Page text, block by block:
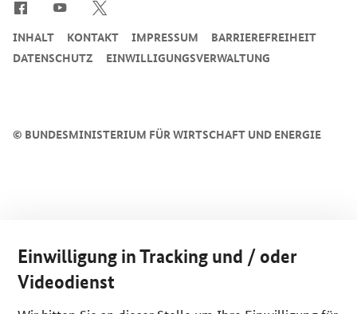
© BUNDESMINISTERIUM FÜR WIRTSCHAFT UND ENERGIE
INHALT KONTAKT IMPRESSUM
BARRIEREFREIHEIT
DATENSCHUTZ
EINWILLIGUNGSVERWALTUNG
Einwilligung in Tracking und / oder
Videodienst